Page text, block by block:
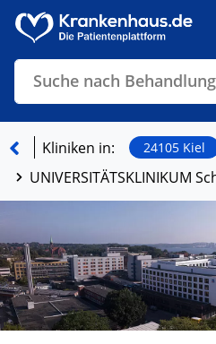
Suche nach Behandlung
Finden
Kliniken in: 24105 Kiel